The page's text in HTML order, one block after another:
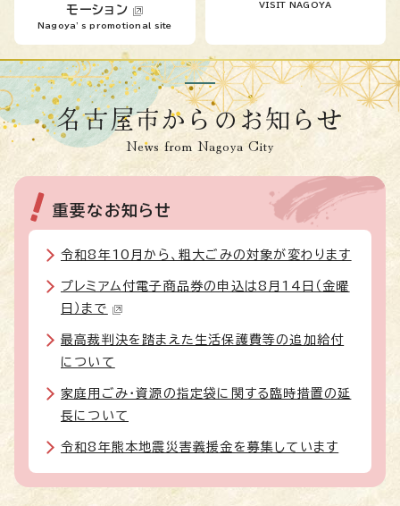
モーション
Nagoya’s promotional site
VISIT NAGOYA
名古屋市からのお知らせ
News from Nagoya City
重要なお知らせ
令和8年10月から、粗大ごみの対象が変わります
プレミアム付電子商品券の申込は8月14日（金曜
日）まで
最高裁判決を踏まえた生活保護費等の追加給付
について
家庭用ごみ・資源の指定袋に関する臨時措置の延
長について
令和8年熊本地震災害義援金を募集しています